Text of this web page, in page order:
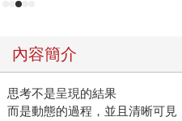
內容簡介
思考不是呈現的結果
而是動態的過程，並且清晰可見